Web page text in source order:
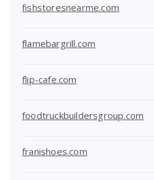
fishstoresnearme.com
flamebargrill.com
flip-cafe.com
foodtruckbuildersgroup.com
franishoes.com